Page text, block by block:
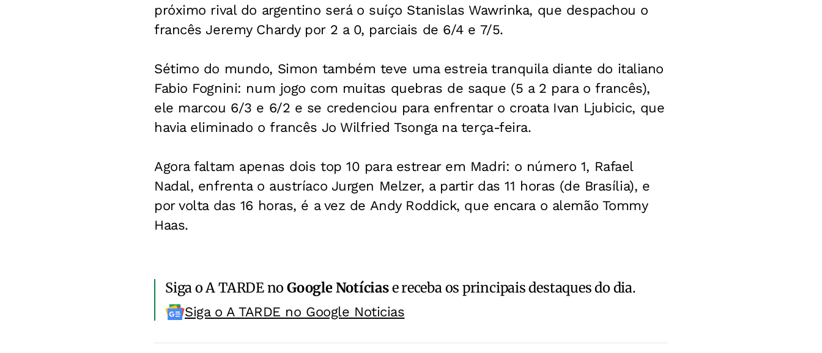
próximo rival do argentino será o suíço Stanislas Wawrinka, que despachou o
francês Jeremy Chardy por 2 a 0, parciais de 6/4 e 7/5.
Sétimo do mundo, Simon também teve uma estreia tranquila diante do italiano
Fabio Fognini: num jogo com muitas quebras de saque (5 a 2 para o francês),
ele marcou 6/3 e 6/2 e se credenciou para enfrentar o croata Ivan Ljubicic, que
havia eliminado o francês Jo Wilfried Tsonga na terça-feira.
Agora faltam apenas dois top 10 para estrear em Madri: o número 1, Rafael
Nadal, enfrenta o austríaco Jurgen Melzer, a partir das 11 horas (de Brasília), e
por volta das 16 horas, é a vez de Andy Roddick, que encara o alemão Tommy
Haas.
Siga o A TARDE noGoogle Notíciase receba os principais destaques do dia.
Siga o A TARDE no Google Noticias